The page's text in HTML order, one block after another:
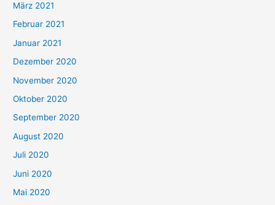
März 2021
Februar 2021
Januar 2021
Dezember 2020
November 2020
Oktober 2020
September 2020
August 2020
Juli 2020
Juni 2020
Mai 2020